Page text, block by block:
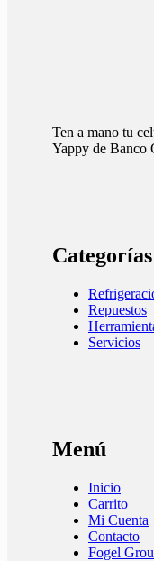
Ten a mano tu
Yappy de Banco
Categorías
Repuestos
Servicios
Menú
Inicio
Carrito
Mi Cuenta
Contacto
Fogel